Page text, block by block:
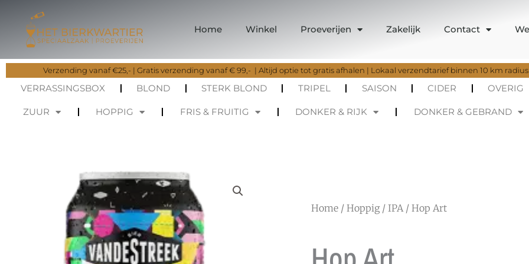
inhoud
Home Winkel Proeverijen Zakelijk Contact
Verzending vanaf €25,- | Gratis verzending vanaf € 99,- | Altijd optie tot gratis afhalen | Lokaal verzendtarief binnen 10 km radius
VERRASSINGSBOX BLOND STERK BLOND TRIPEL SAISON CIDER OVERIG
ZUUR HOPPIG FRIS & FRUITIG DONKER & RIJK DONKER & GEBRAND
Home /Hoppig/IPA/ Hop Art